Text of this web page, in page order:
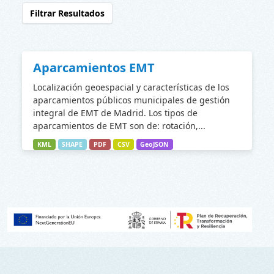
Filtrar Resultados
Aparcamientos EMT
Localización geoespacial y características de los
aparcamientos públicos municipales de gestión
integral de EMT de Madrid. Los tipos de
aparcamientos de EMT son de: rotación,...
KML SHAPE PDF CSV GeoJSON